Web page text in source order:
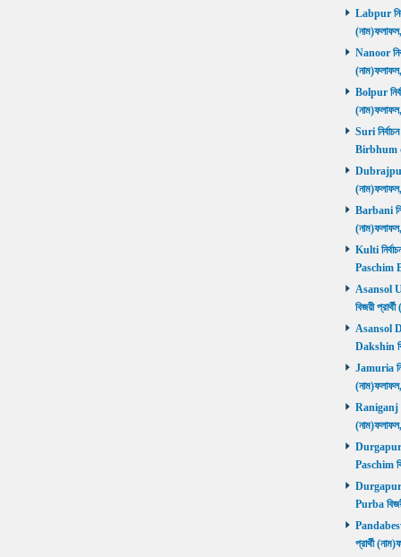
Labpur
Nanoor
Bolpur
Suri
Birbhum
Dubrajpur
Barbani
Kulti
Paschim
Asansol
বিজয়ী
Asansol
Dakshin
Jamuria
Raniganj
Durgapur
Paschim
Durgapur
Purba
প্রার্থী